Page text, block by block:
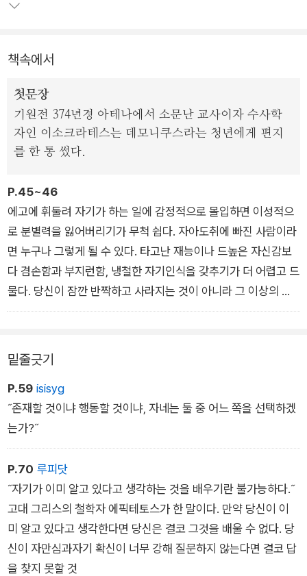
책속에서
첫문장
기원전 374년경 아테나에서 소문난 교사이자 수사학
자인 이소크라테스는 데모니쿠스라는 청년에게 편지
를 한 통 썼다.
P.45~46
에고에 휘둘려 자기가 하는 일에 감정적으로 몰입하면 이성적으
로 분별력을 잃어버리기가 무척 쉽다. 자아도취에 빠진 사람이라
면 누구나 그렇게 될 수 있다. 타고난 재능이나 드높은 자신감보
다 겸손함과 부지런함, 냉철한 자기인식을 갖추기가 더 어렵고 드
물다. 당신이 잠깐 반짝하고 사라지는 것이 아니라 그 이상의 존
재가 되고 싶다면 좀 더 장기적인 차원에 초첨을 맞추고 준비를
행동은 작게 해야 하고, 또 그런 태도로 삶을 살아야 한다. 타인으
로부터 받는 인정이나 어떤 지위에 신경을 쓰는 대신 무엇을 실천
하고 공부할 것인지를 고민해야 한다. 그때 우리가 품는 꿈은 거
대한 야망이 아니라 구체적인 형태를 갖추게 될 것이다.
밑줄긋기
P.59 isisyg
˝존재할 것이냐 행동할 것이냐, 자네는 둘 중 어느 쪽을 선택하겠
는가?˝
P.70 루피닷
˝자기가 이미 알고 있다고 생각하는 것을 배우기란 불가능하다.˝
고대 그리스의 철학자 에픽테토스가 한 말이다. 만약 당신이 이
미 알고 있다고 생각한다면 당신은 결코 그것을 배울 수 없다. 당
신이 자만심과자기 확신이 너무 강해 질문하지 않는다면 결코 답
을 찾지 못할 것